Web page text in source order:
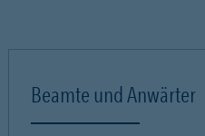
Beamte und Anwärter